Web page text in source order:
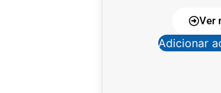
Ver
Adicionar